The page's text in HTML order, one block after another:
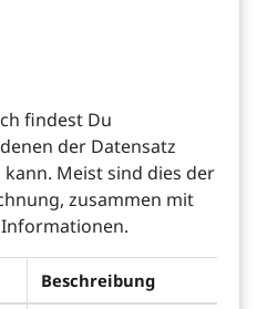
findest Du
der Datensatz
Meist sind dies der
zusammen mit
Beschreibung